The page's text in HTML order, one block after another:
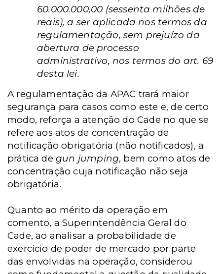
60.000.000,00 (sessenta milhões de
reais), a ser aplicada nos termos da
regulamentação, sem prejuízo da
abertura de processo
administrativo, nos termos do art. 69
desta lei.
A regulamentação da APAC trará maior
segurança para casos como este e, de certo
modo, reforça a atenção do Cade no que se
refere aos atos de concentração de
notificação obrigatória (não notificados), a
prática degun jumping, bem como atos de
concentração cuja notificação não seja
obrigatória.
Quanto ao mérito da operação em
comento, a Superintendência Geral do
Cade, ao analisar a probabilidade de
exercício de poder de mercado por parte
das envolvidas na operação, considerou